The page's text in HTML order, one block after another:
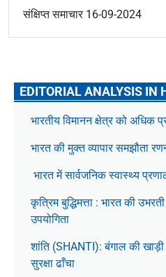
संक्षिप्त समाचार 16-09-2024
EDITORIAL ANALYSIS IN
भारतीय विमानन क्षेत्र को अधिक
भारत की मुक्त व्यापार समझौता
भारत में सार्वजनिक स्वास्थ्य
कृत्रिम बुद्धिमत्ता : भारत की
उपयोगिता
शांति (SHANTI): बंगाल की
सुरक्षा ढाँचा